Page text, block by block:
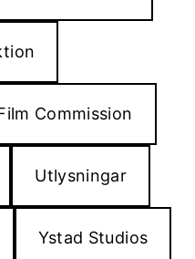
Commission
Utlysningar
Ystad Studios